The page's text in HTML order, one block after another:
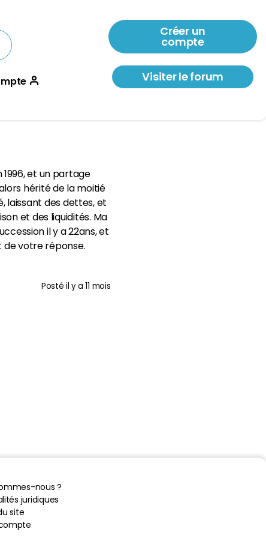
Créer un
compte
Visiter le forum
et un partage
hérité de la moitié
laissant des dettes, et
et des liquidités. Ma
il y a 22ans, et
de votre réponse.
Postéil y a 11 mois
nous ?
juridiques
site